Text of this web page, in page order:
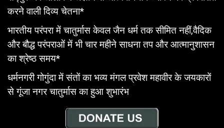
करने वाली दिव्य चेतना*
भारतीय परंपरा में चातुर्मास केवल जैन धर्म तक सीमित नहीं,वैदिक
और बौद्ध परंपराओं में भी चार महीने साधना तप और आत्मानुशासन
का श्रेष्ठ समय*
धर्मनगरी गोगुंदा में संतों का भव्य मंगल प्रवेश महावीर के जयकारों
से गूंजा नगर चातुर्मास का हुआ शुभारंभ